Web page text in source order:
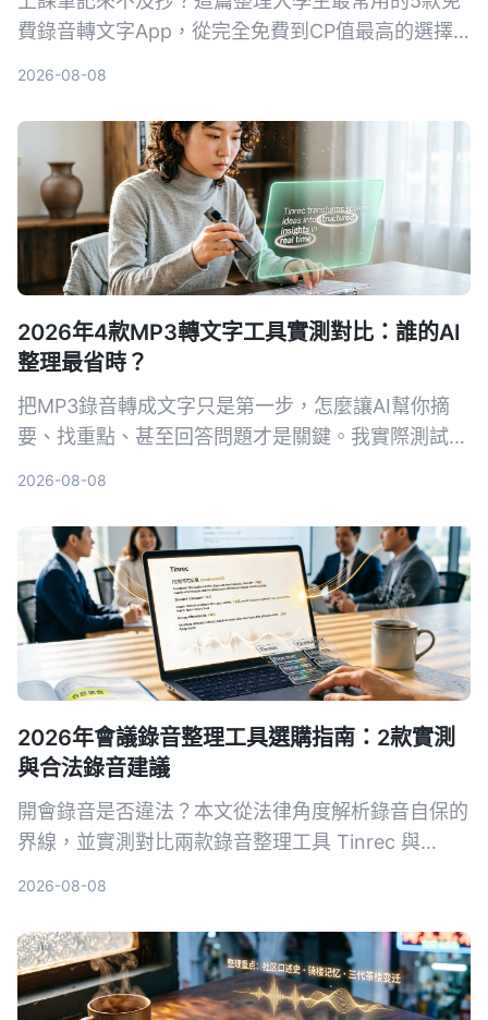
費錄音轉文字App，從完全免費到CP值最高的選擇
2026-08-08
2026年4款MP3轉文字工具實測對比：誰的AI
整理最省時？
把MP3錄音轉成文字只是第一步，怎麼讓AI幫你摘
要、找重點、甚至回答問題才是關鍵。我實際測試了
2026-08-08
2026年會議錄音整理工具選購指南：2款實測
與合法錄音建議
開會錄音是否違法？本文從法律角度解析錄音自保的
界線，並實測對比兩款錄音整理工具 Tinrec 與
2026-08-08